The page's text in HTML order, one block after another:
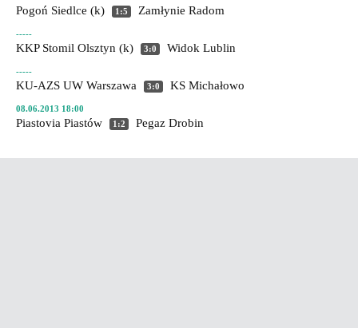
Pogoń Siedlce (k) 1:5 Zamłynie Radom
-----
KKP Stomil Olsztyn (k) 3:0 Widok Lublin
-----
KU-AZS UW Warszawa 3:0 KS Michałowo
08.06.2013 18:00
Piastovia Piastów 1:2 Pegaz Drobin